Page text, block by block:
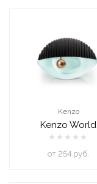
Kenzo
Kenzo World
oт 254 руб.